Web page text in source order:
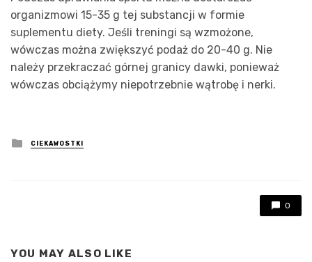
organizmowi 15-35 g tej substancji w formie
suplementu diety. Jeśli treningi są wzmożone,
wówczas można zwiększyć podaż do 20-40 g. Nie
należy przekraczać górnej granicy dawki, ponieważ
wówczas obciążymy niepotrzebnie wątrobę i nerki.
Posted
in
CIEKAWOSTKI
0
YOU MAY ALSO LIKE